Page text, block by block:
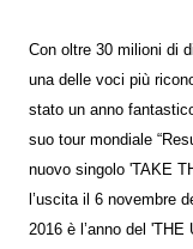
Con oltre 30 milioni di
una delle voci più
stato un anno
suo tour mondiale
nuovo singolo 'TAKE
l’uscita il 6 novembre
2016 è l’anno del